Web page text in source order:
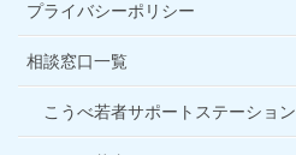
プライバシーポリシー
相談窓口一覧
こうべ若者サポートステーション